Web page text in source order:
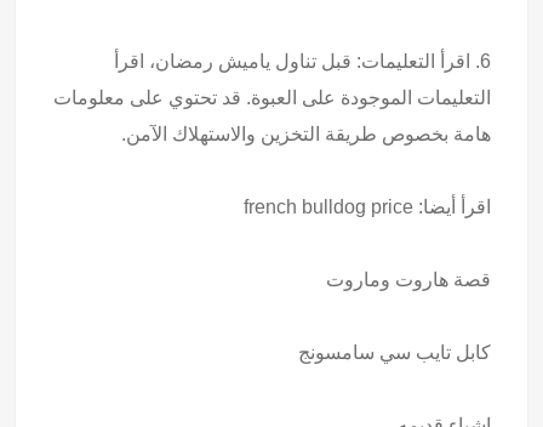
6. اقرأ التعليمات: قبل تناول ياميش رمضان، اقرأ
التعليمات الموجودة على العبوة. قد تحتوي على معلومات
هامة بخصوص طريقة التخزين والاستهلاك الآمن.
اقرأ أيضا: french bulldog price
قصة هاروت وماروت
كابل تايب سي سامسونج